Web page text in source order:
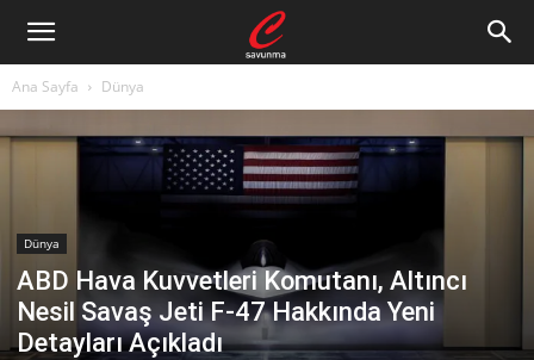
Ana Sayfa Dünya
Dünya
ABD Hava Kuvvetleri Komutanı, Altıncı
Nesil Savaş Jeti F-47 Hakkında Yeni
Detayları Açıkladı